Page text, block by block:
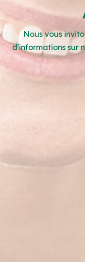
Nous vous
d'informations sur